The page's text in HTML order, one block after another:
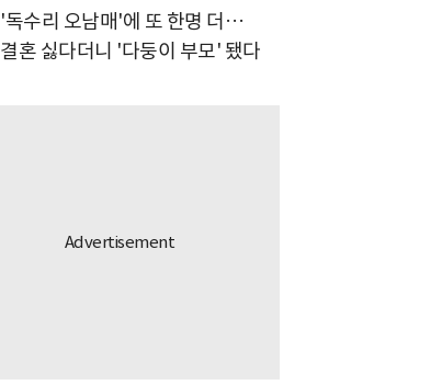
'독수리 오남매'에 또 한명 더…
결혼 싫다더니 '다둥이 부모' 됐다